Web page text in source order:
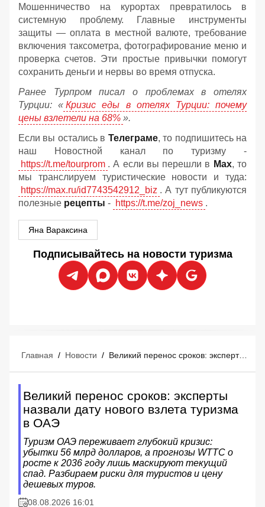
Мошенничество на курортах превратилось в
системную проблему. Главные инструменты
защиты — оплата в местной валюте, требование
включения таксометра, фотографирование меню и
проверка счетов. Эти простые привычки помогут
сохранить деньги и нервы во время отпуска.
Ранее Турпром писал о проблемах в отелях
Турции: « Кризис еды в отелях Турции: почему
цены взлетели на 68% ».
Если вы остались в Телеграме, то подпишитесь на
наш Новостной канал по туризму -
https://t.me/tourprom . А если вы перешли в Мах, то
мы транслируем туристические новости и туда:
https://max.ru/id7743542912_biz . А тут публикуются
полезные рецепты - https://t.me/zoj_news .
Яна Вараксина
Подписывайтесь на новости туризма
Главная / Новости / Великий перенос сроков: эксперты назвали дату нового взлета туризма в ОАЭ
Великий перенос сроков: эксперты
назвали дату нового взлета туризма
в ОАЭ
Туризм ОАЭ переживает глубокий кризис:
убытки 56 млрд долларов, а прогнозы WTTC о
росте к 2036 году лишь маскируют текущий
спад. Разбираем риски для туристов и цену
дешевых туров.
08.08.2026 16:01